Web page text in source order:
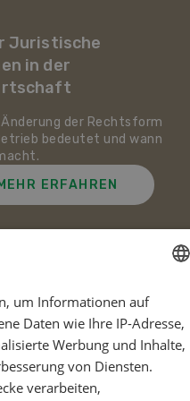
Juristische
in der
Änderung der Rechtsform
bedeutet und wann
MEHR ERFAHREN
Artikel
Nutztiere
FRENCH
um Informationen auf
Daten wie Ihre IP-Adresse,
Werbung und Inhalte,
von Diensten.
verarbeiten,